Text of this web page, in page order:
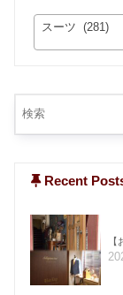
スーツ (281)
Recent